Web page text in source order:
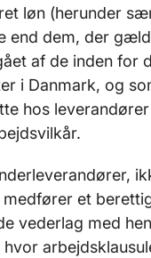
løn (herunder
end dem, der
af de inden
i Danmark, og
hos
et
vederlag med